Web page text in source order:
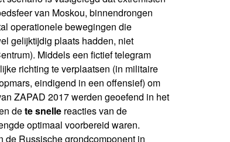
van Moskou, binnendrongen
operationele bewegingen die
gelijktijdig plaats hadden, niet
Middels een fictief telegram
richting te verplaatsen (in militaire
eindigend in een offensief) om
ZAPAD 2017 werden geoefend in het
dete snelle reacties van de
optimaal voorbereid waren.
de Russische grondcomponent in